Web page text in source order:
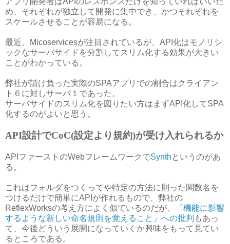
め、それぞれが独立して開発に集中でき、かつそれぞれを
スケールさせることが容易になる。
最近、Micoservicesが注目されているが、API化はモノリシ
ックなサーバサイドを分割してスリム化する効果が大きい
ことがわかっている。
弊社が請け負った実際のSPAアプリでの割合はクライアン
ト６に対しサーバ１であった。
サーバサイドのスリム化を図りたい方はまずAPI化してSPA
化するのがよいと思う。
API設計でCoC(設定より規約)が受け入れられるか
APIファーストのWebフレームワークでSynth というのがあ
る。
これはフォルダをつくってや特定の方法に則った関数名を
つけるだけで簡単にAPIが作れるもので、弊社の
ReflexWorksの考え方によく似ているのだが、
「機能に影響
するような新しい命名規則を覚えること」への批判 もあっ
て、今後どういう展開になっていくか興味をもって見てい
るところである。